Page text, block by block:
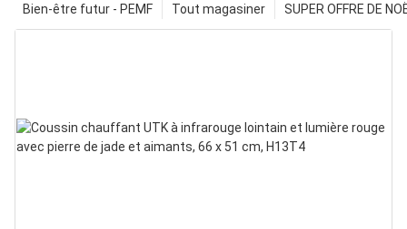
SUPER OFFRE DE
Tout magasiner
Bien-être futur - PEMF